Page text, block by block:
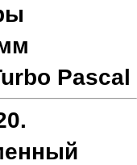
Pascal